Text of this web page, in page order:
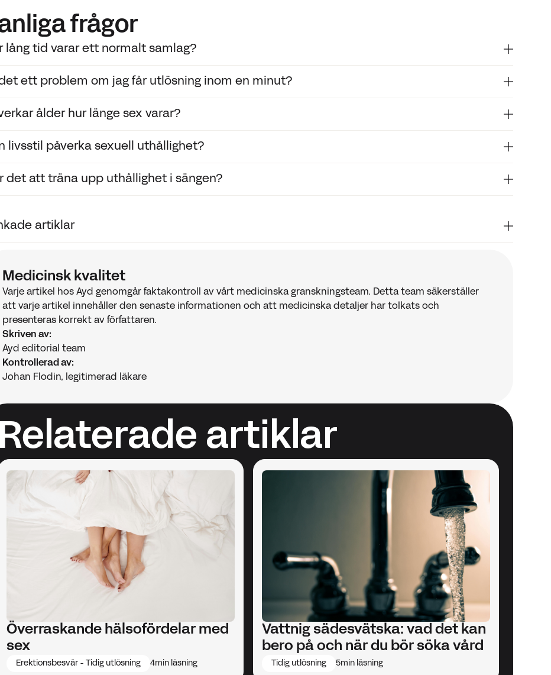
frågor
lång tid varar ett normalt samlag?
forskning visar att den genomsnittliga samlagstiden är cirka 3 till 7 minuter. Det kan dock variera stort
ett problem om jag får utlösning inom en minut?
kan vara ett tecken på prematur ejakulation. Om detta händer regelbundet och du upplever det som
ålder hur länge sex varar?
yngre och äldre män kan uppleva förändringar i samlagets varaktighet. Yngre män har ofta kortare IELT,
livsstil påverka sexuell uthållighet?
Faktorer som träning, sömn, stressnivå och kosthållning har stor inverkan på både erektion och
det att träna upp uthållighet i sängen?
fysisk aktivitet och medvetenhet kring andning kan hjälpa.
artiklar
Perelman MA. “Premature Ejaculation.” In: StatPearls. NCBI Bookshelf, 2023.
Medicinsk kvalitet
Varje artikel hos Ayd genomgår faktakontroll av vårt medicinska granskningsteam. Detta team säkerställer
att varje artikel innehåller den senaste informationen och att medicinska detaljer har tolkats och
presenteras korrekt av författaren.
Skriven av:
Ayd editorial team
Kontrollerad av:
Johan Flodin, legitimerad läkare
Relaterade artiklar
Överraskande hälsofördelar med
sex
Erektionsbesvär - Tidig utlösning 4min läsning
Vattnig sädesvätska: vad det kan
bero på och när du bör söka vård
Tidig utlösning 5min läsning